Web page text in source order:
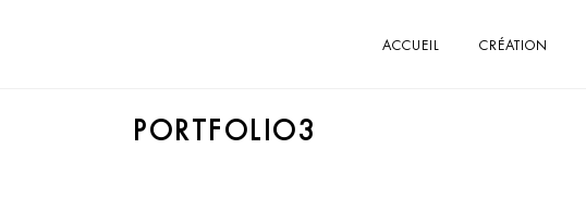
ACCUEIL CRÉATION
PORTFOLIO3